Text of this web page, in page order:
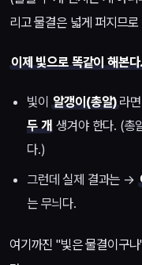
리고 물결은 넓게 퍼지므
이제 빛으로 똑같이 해본
빛이알갱이(총알)라
두 개 생겨야 한다. (총
다.)
그런데 실제 결과는 →
는 무늬다.
여기까진 "빛은 물결이구